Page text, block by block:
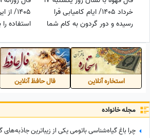
خرداد 1405/ ایام کامیابی فرا
رسیده و دور گردون به کام شما
رهایی از غصه هاست
1405/
استفاده
است
استخاره آنلاین فال حافظ آنلاین
مجله خانواده